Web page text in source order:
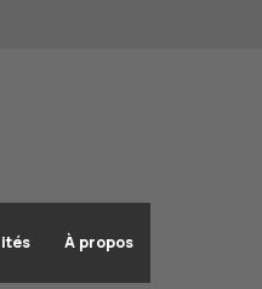
À propos